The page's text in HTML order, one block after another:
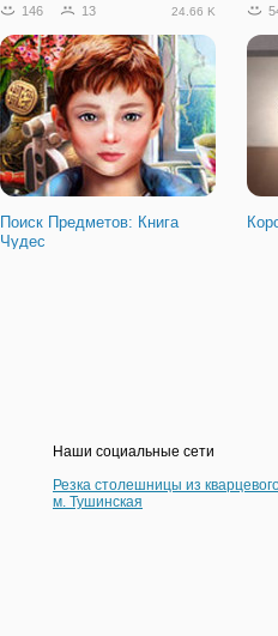
146 13 24.66 K
Поиск Предметов: Книга
Чудес
Наши социальные сети
Резка столешницы из
м. Тушинская